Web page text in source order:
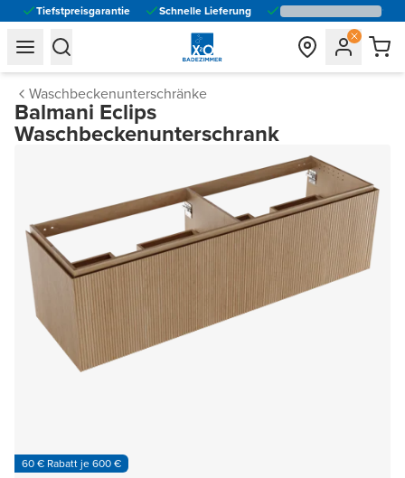
Tiefstpreisgarantie Schnelle Lieferung
general.navigation.toggle_menu.label
general.navigation.toggle_menu.label
Waschbeckenunterschränke
Balmani Eclips
Waschbeckenunterschrank
60 € Rabatt je 600 €